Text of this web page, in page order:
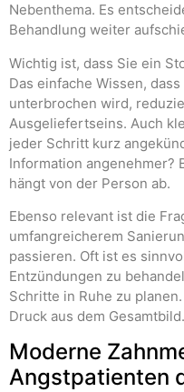
Nebenthema. Es
Behandlung weiter
Wichtig ist, dass Sie ein
Das einfache Wissen,
unterbrochen wird,
Ausgeliefertseins. Auch
jeder Schritt kurz
Information angenehmer?
hängt von der Person ab.
Ebenso relevant ist die
umfangreicherem
passieren. Oft ist es
Entzündungen zu
Schritte in Ruhe zu
Druck aus dem Gesamtbild.
Moderne
Angstpatienten